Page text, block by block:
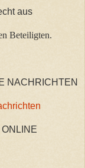
aus
Beteiligten.
NACHRICHTEN